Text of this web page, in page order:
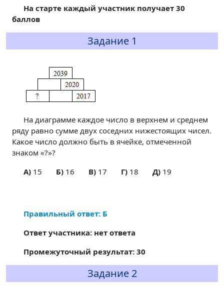
На старте каждый участник получает 30
баллов
Задание 1
На диаграмме каждое число в верхнем и среднем
ряду равно сумме двух соседних нижестоящих чисел.
Какое число должно быть в ячейке, отмеченной
знаком «?»?
A)15 Б)16 В)17 Г)18 Д)19
Правильный ответ: Б
Ответ участника: нет ответа
Промежуточный результат: 30
Задание 2